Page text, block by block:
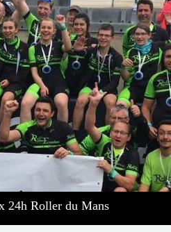
24h Roller du Mans